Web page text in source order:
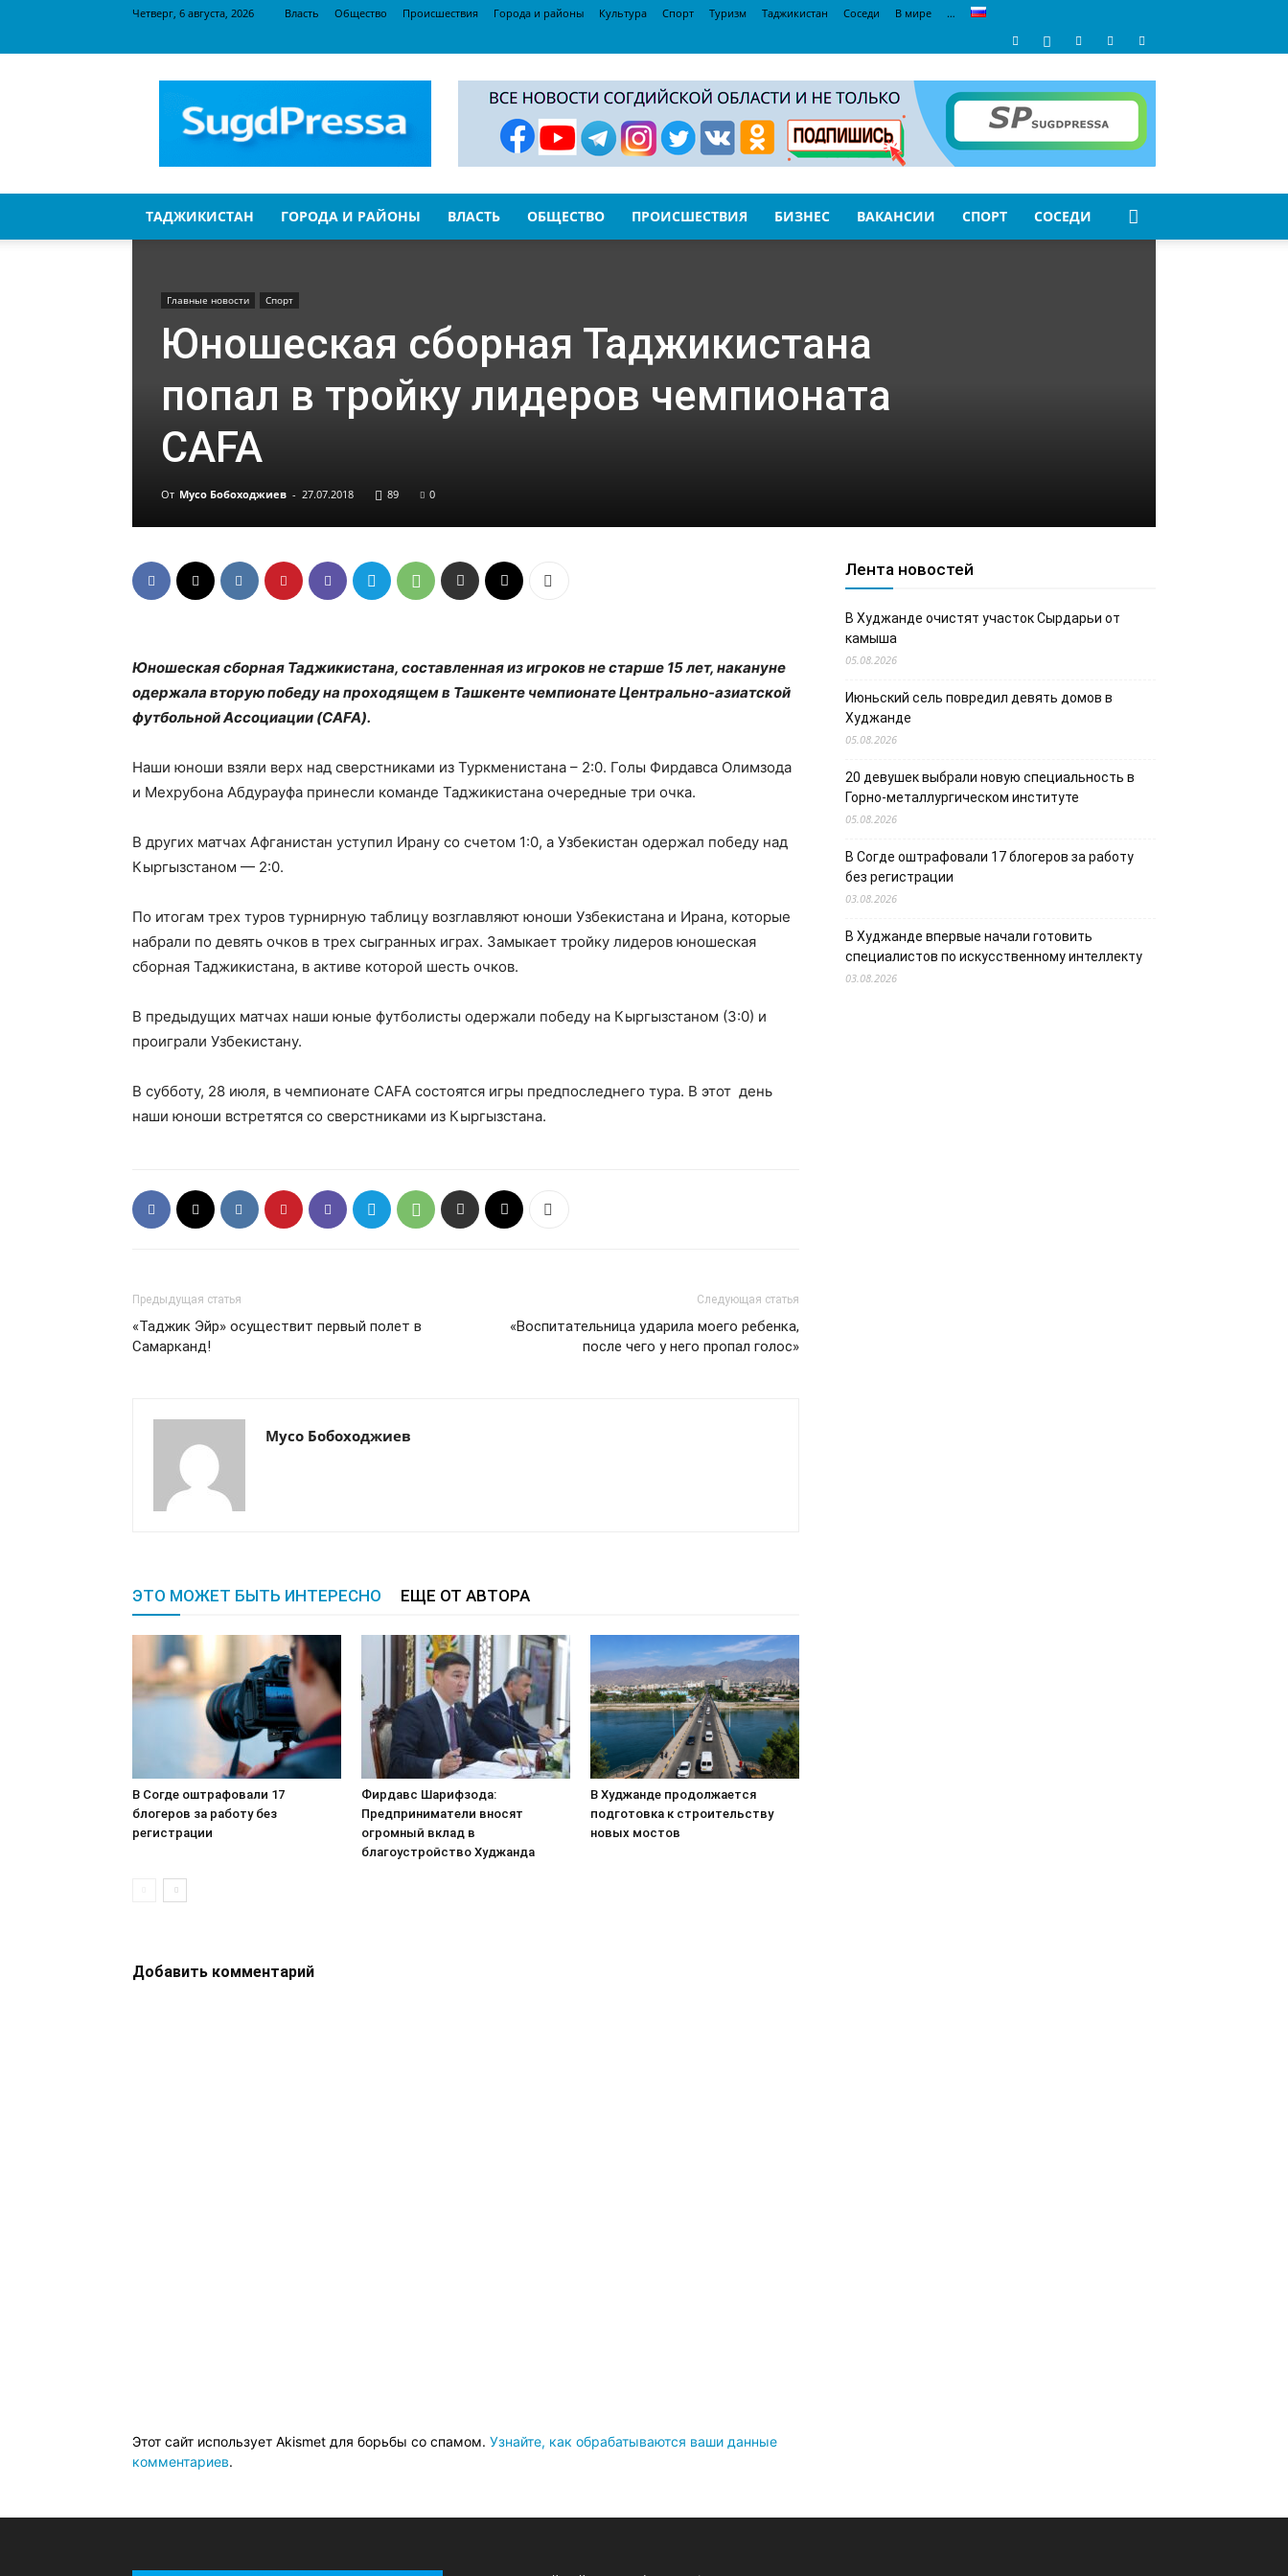
Четверг, 6 августа, 2026 Власть Общество Происшествия Города и районы Культура Спорт Туризм Таджикистан Соседи В мире …
ТАДЖИКИСТАН ГОРОДА И РАЙОНЫ ВЛАСТЬ ОБЩЕСТВО ПРОИСШЕСТВИЯ БИЗНЕС ВАКАНСИИ СПОРТ СОСЕДИ
Главные новости Спорт
Юношеская сборная Таджикистана
попал в тройку лидеров чемпионата
CAFA
От Мусо Бобоходжиев - 27.07.2018 89 0
Юношеская сборная Таджикистана, составленная из игроков не старше 15 лет, накануне
одержала вторую победу на проходящем в Ташкенте чемпионате Центрально-азиатской
футбольной Ассоциации (CAFA).
Наши юноши взяли верх над сверстниками из Туркменистана – 2:0. Голы Фирдавса Олимзода
и Мехрубона Абдурауфа принесли команде Таджикистана очередные три очка.
В других матчах Афганистан уступил Ирану со счетом 1:0, а Узбекистан одержал победу над
Кыргызстаном — 2:0.
По итогам трех туров турнирную таблицу возглавляют юноши Узбекистана и Ирана, которые
набрали по девять очков в трех сыгранных играх. Замыкает тройку лидеров юношеская
сборная Таджикистана, в активе которой шесть очков.
В предыдущих матчах наши юные футболисты одержали победу на Кыргызстаном (3:0) и
проиграли Узбекистану.
В субботу, 28 июля, в чемпионате CAFA состоятся игры предпоследнего тура. В этот день
наши юноши встретятся со сверстниками из Кыргызстана.
Предыдущая статья
«Таджик Эйр» осуществит первый полет в
Самарканд!
Следующая статья
«Воспитательница ударила моего ребенка,
после чего у него пропал голос»
Мусо Бобоходжиев
ЭТО МОЖЕТ БЫТЬ ИНТЕРЕСНО ЕЩЕ ОТ АВТОРА
В Согде оштрафовали 17
блогеров за работу без
регистрации
Фирдавс Шарифзода:
Предприниматели вносят
огромный вклад в
благоустройство Худжанда
В Худжанде продолжается
подготовка к строительству
новых мостов
Добавить комментарий
Этот сайт использует Akismet для борьбы со спамом. Узнайте, как обрабатываются ваши данные
комментариев.
Лента новостей
В Худжанде очистят участок Сырдарьи от
камыша
05.08.2026
Июньский сель повредил девять домов в
Худжанде
05.08.2026
20 девушек выбрали новую специальность в
Горно-металлургическом институте
05.08.2026
В Согде оштрафовали 17 блогеров за работу
без регистрации
03.08.2026
В Худжанде впервые начали готовить
специалистов по искусственному интеллекту
03.08.2026